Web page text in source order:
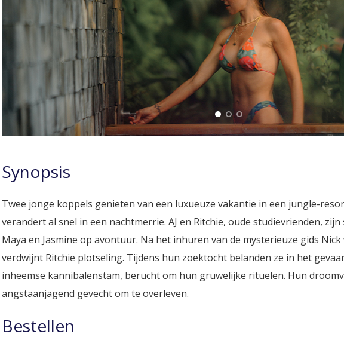
Synopsis
Twee jonge koppels genieten van een luxueuze vakantie in een jungle-
verandert al snel in een nachtmerrie. AJ en Ritchie, oude studievrienden,
Maya en Jasmine op avontuur. Na het inhuren van de mysterieuze gids
verdwijnt Ritchie plotseling. Tijdens hun zoektocht belanden ze in het
inheemse kannibalenstam, berucht om hun gruwelijke rituelen. Hun
angstaanjagend gevecht om te overleven.
Bestellen